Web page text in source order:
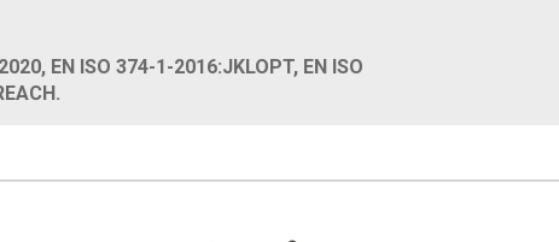
EN ISO 374-1-2016:JKLOPT, EN ISO